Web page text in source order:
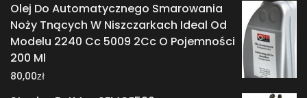
Olej Do Automatycznego Smarowania
Noży Tnących W Niszczarkach Ideal Od
Modelu 2240 Cc 5009 2Cc O Pojemności
200 Ml
80,00zł